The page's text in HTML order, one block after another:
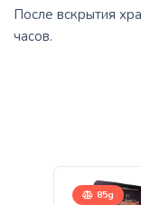
После вскрытия
часов.
85g